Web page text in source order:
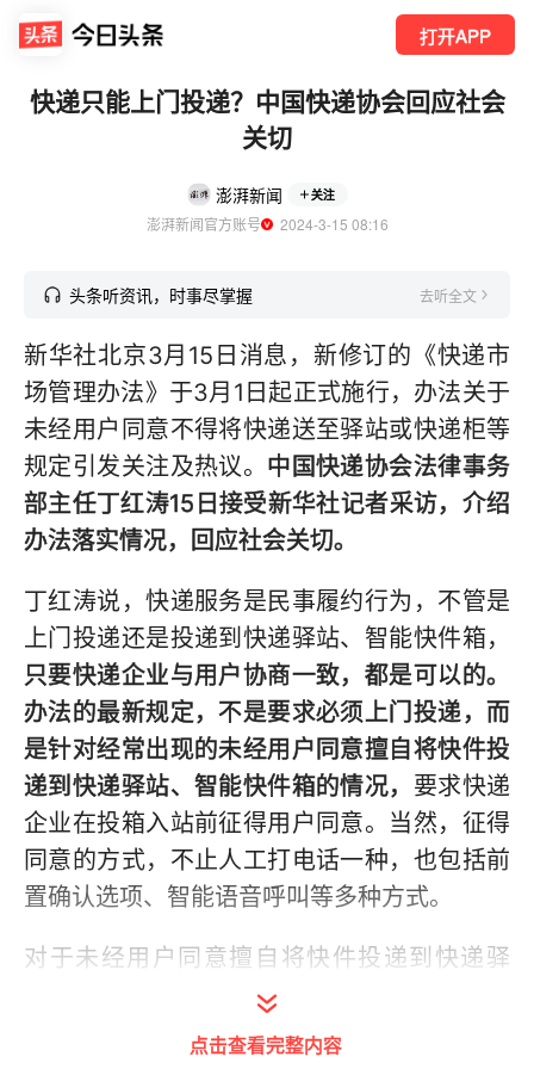
打开APP
快递只能上门投递？中国快递协会回应社会
关切
澎湃新闻 关注
澎湃新闻官方账号
  2024-3-15 08:16
头条听资讯，时事尽掌握 去听全文
新华社北京3月15日消息，新修订的《快递市
场管理办法》于3月1日起正式施行，办法关于
未经用户同意不得将快递送至驿站或快递柜等
规定引发关注及热议。 中国快递协会法律事务
部主任丁红涛15日接受新华社记者采访，介绍
办法落实情况，回应社会关切。
丁红涛说，快递服务是民事履约行为，不管是
上门投递还是投递到快递驿站、智能快件箱，
只要快递企业与用户协商一致，都是可以的。
办法的最新规定，不是要求必须上门投递，而
是针对经常出现的未经用户同意擅自将快件投
递到快递驿站、智能快件箱的情况， 要求快递
企业在投箱入站前征得用户同意。当然，征得
同意的方式，不止人工打电话一种，也包括前
置确认选项、智能语音呼叫等多种方式。
对于未经用户同意擅自将快件投递到快递驿
站、智能快件箱的，办法规定了对快递企业的
处罚措施，包括警告、通报批评、可以并处罚
点击查看完整内容